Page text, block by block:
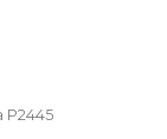
P2445